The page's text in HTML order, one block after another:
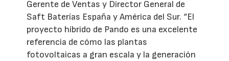
Gerente de Ventas y Director General de
Saft Baterías España y América del Sur. “El
proyecto híbrido de Pando es una excelente
referencia de cómo las plantas
fotovoltaicas a gran escala y la generación